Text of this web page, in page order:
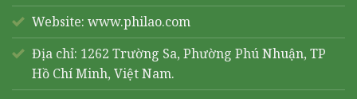
Website: www.philao.com
Địa chỉ: 1262 Trường Sa, Phường Phú Nhuận, TP
Hồ Chí Minh, Việt Nam.